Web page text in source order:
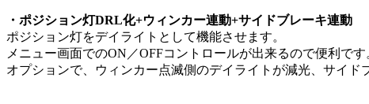
・ポジション灯DRL化+ウィンカー連動+サイドブレーキ連動
ポジション灯をデイライトとして機能させます。
メニュー画面でのON／OFFコントロールが出来るので便利です
オプションで、ウィンカー点滅側のデイライトが減光、サイド